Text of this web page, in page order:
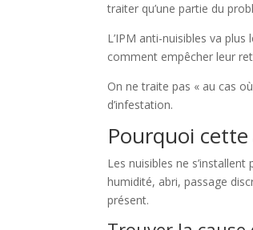
traiter qu’une partie du
L’IPM anti-nuisibles va
comment empêcher leur
On ne traite pas « au cas
d’infestation.
Pourquoi
Les nuisibles ne
humidité, abri, passage
présent.